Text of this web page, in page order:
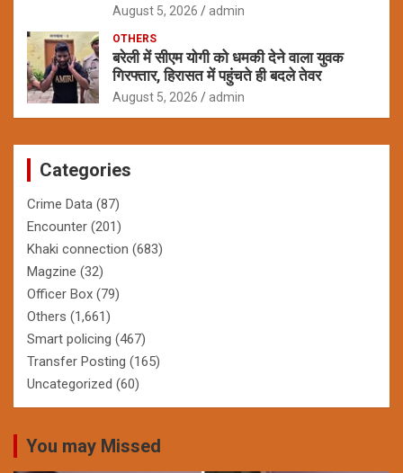
August 5, 2026 admin
OTHERS
बरेली में सीएम योगी को धमकी देने वाला युवक
गिरफ्तार, हिरासत में पहुंचते ही बदले तेवर
August 5, 2026 admin
Categories
Crime Data (87)
Encounter (201)
Khaki connection (683)
Magzine (32)
Officer Box (79)
Others (1,661)
Smart policing (467)
Transfer Posting (165)
Uncategorized (60)
You may Missed